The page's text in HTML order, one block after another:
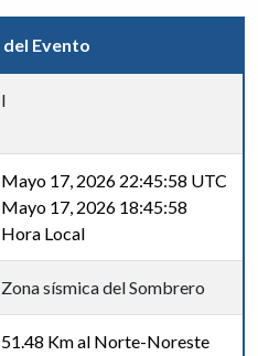
Evento
I
Mayo 17, 2026 22:45:58 UTC
Mayo 17, 2026 18:45:58
Hora Local
Zona sísmica del Sombrero
51.48 Km al Norte-Noreste